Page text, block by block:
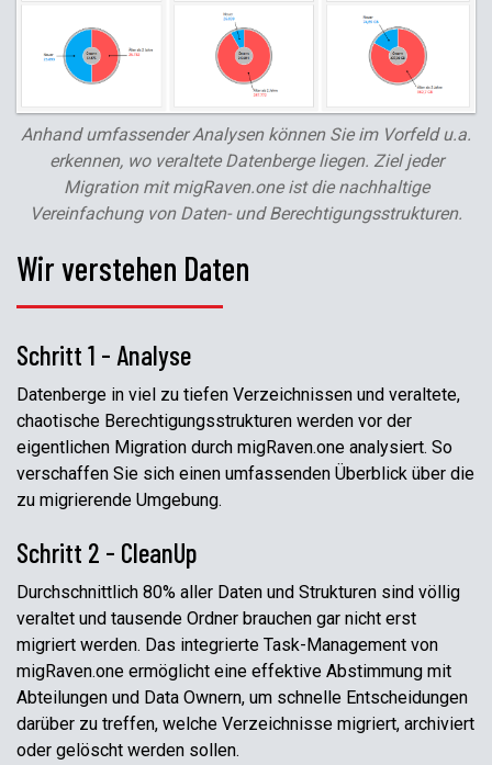
Anhand umfassender Analysen können Sie im Vorfeld u.a.
erkennen, wo veraltete Datenberge liegen. Ziel jeder
Migration mit migRaven.one ist die nachhaltige
Vereinfachung von Daten- und Berechtigungsstrukturen.
Wir verstehen Daten
Schritt 1 - Analyse
Datenberge in viel zu tiefen Verzeichnissen und veraltete,
chaotische Berechtigungsstrukturen werden vor der
eigentlichen Migration durch migRaven.one analysiert. So
verschaffen Sie sich einen umfassenden Überblick über die
zu migrierende Umgebung.
Schritt 2 - CleanUp
Durchschnittlich 80% aller Daten und Strukturen sind völlig
veraltet und tausende Ordner brauchen gar nicht erst
migriert werden. Das integrierte Task-Management von
migRaven.one ermöglicht eine effektive Abstimmung mit
Abteilungen und Data Ownern, um schnelle Entscheidungen
darüber zu treffen, welche Verzeichnisse migriert, archiviert
oder gelöscht werden sollen.